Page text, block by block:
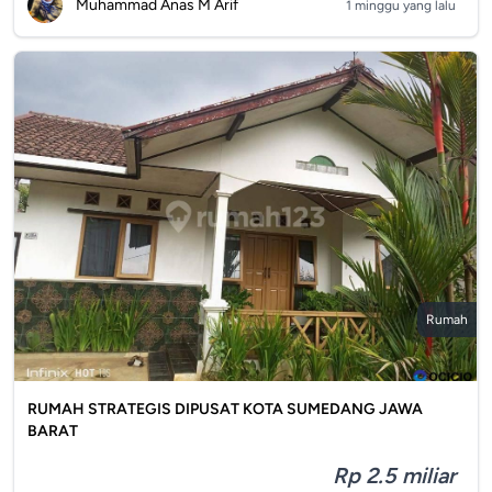
Muhammad Anas M Arif 1 minggu yang lalu
Rumah
RUMAH STRATEGIS DIPUSAT KOTA SUMEDANG JAWA
BARAT
Rp 2.5 miliar